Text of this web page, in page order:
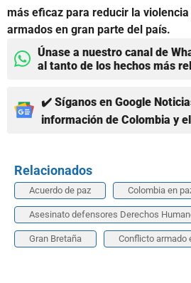
más eficaz para reducir la
armados en gran parte del país.
Únase a nuestro canal de
al tanto de los hechos más
✔️ Síganos en Google
información de Colombia y
Relacionados
Acuerdo de paz Colombia en
Asesinato defensores Derechos
Gran Bretaña Conflicto armado